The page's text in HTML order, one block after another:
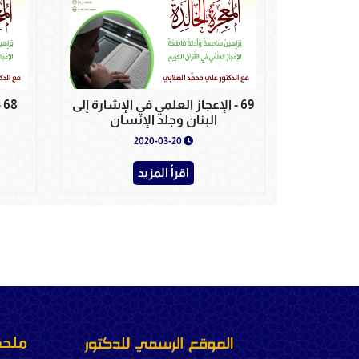
69 - الإعجاز العلمي في الإشارة إلى
البنان وجلد الإنسان
2020-03-20
اقرأ المزيد